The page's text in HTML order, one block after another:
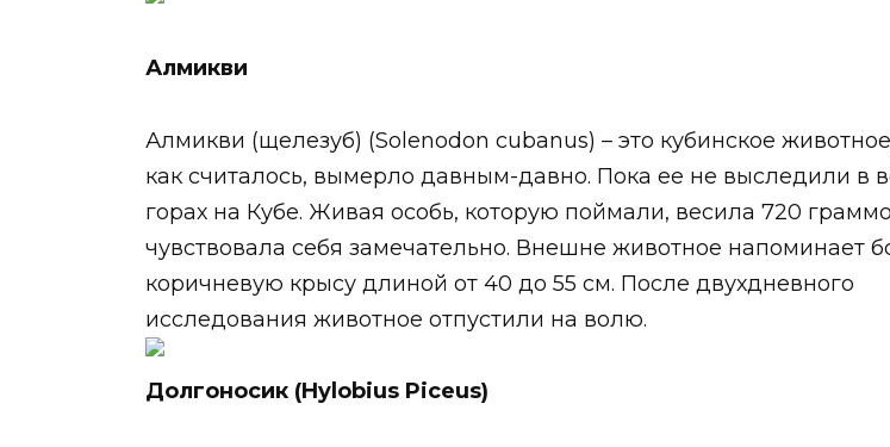
Алмикви
Алмикви (щелезуб) (Solenodon cubanus) – это кубинское
как считалось, вымерло давным-давно. Пока ее не выследили в
горах на Кубе. Живая особь, которую поймали, весила 720
чувствовала себя замечательно. Внешне животное напоминает
коричневую крысу длиной от 40 до 55 см. После двухдневного
исследования животное отпустили на волю.
Долгоносик (Hylobius Piceus)